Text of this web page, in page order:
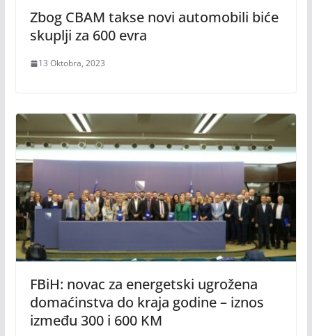
Zbog CBAM takse novi automobili biće
skuplji za 600 evra
13 Oktobra, 2023
FBiH: novac za energetski ugrožena
domaćinstva do kraja godine – iznos
između 300 i 600 KM